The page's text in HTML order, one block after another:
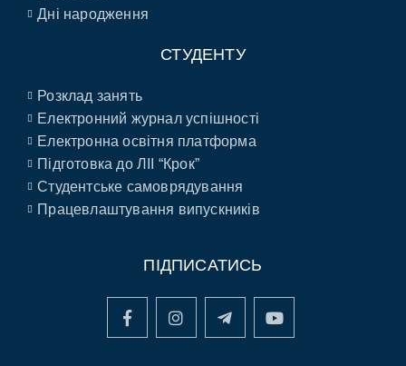
Дні народження
СТУДЕНТУ
Розклад занять
Електронний журнал успішності
Електронна освітня платформа
Підготовка до ЛІІ “Крок”
Студентське самоврядування
Працевлаштування випускників
ПІДПИСАТИСЬ